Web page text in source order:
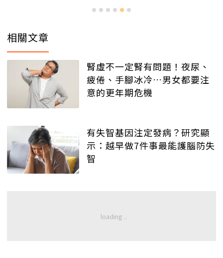
相關文章
腎虛不一定腎有問題！夜尿、
疲倦、手腳冰冷…男女都要注
意的更年期危機
有失智基因注定發病？研究顯
示：越早做7件事最能護腦防失
智